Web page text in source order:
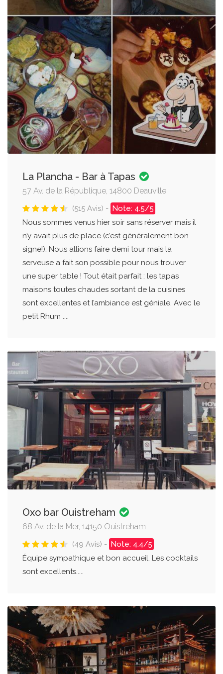
La Plancha - Bar à Tapas
57 Av. de la République, 14800 Deauville
(515 Avis) - Note: 4.5/5
Nous sommes venus hier soir sans réserver mais il
n’y avait plus de place (c’est généralement bon
signe!). Nous allions faire demi tour mais la
serveuse a fait son possible pour nous trouver
une super table ! Tout était parfait : les tapas
maisons toutes chaudes sortant de la cuisines
sont excellentes et l’ambiance est géniale. Avec le
petit Rhum ....
Oxo bar Ouistreham
68 Av. de la Mer, 14150 Ouistreham
(49 Avis) - Note: 4.4/5
Équipe sympathique et bon accueil. Les cocktails
sont excellents.....